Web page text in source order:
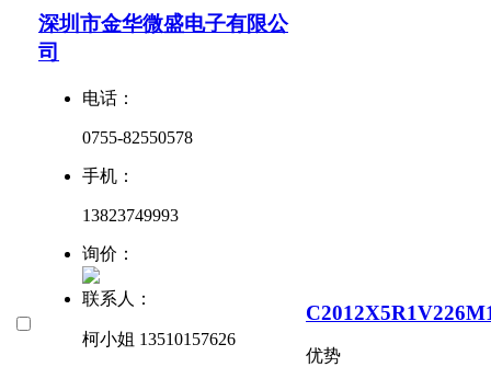
深圳市金华微盛电子有限公
司
电话：
0755-82550578
手机：
13823749993
询价：
联系人：
柯小姐 13510157626
优势